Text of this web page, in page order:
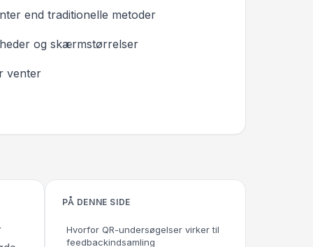
end traditionelle metoder
og skærmstørrelser
venter
PÅ DENNE SIDE
Hvorfor QR-undersøgelser virker til
feedbackindsamling